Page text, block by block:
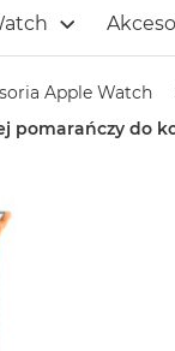
Apple Watch
pomarańczy do